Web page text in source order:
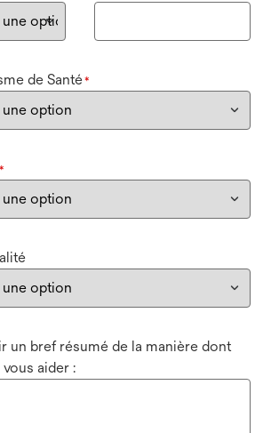
de Santé*
*
un bref résumé de la manière dont
aider :